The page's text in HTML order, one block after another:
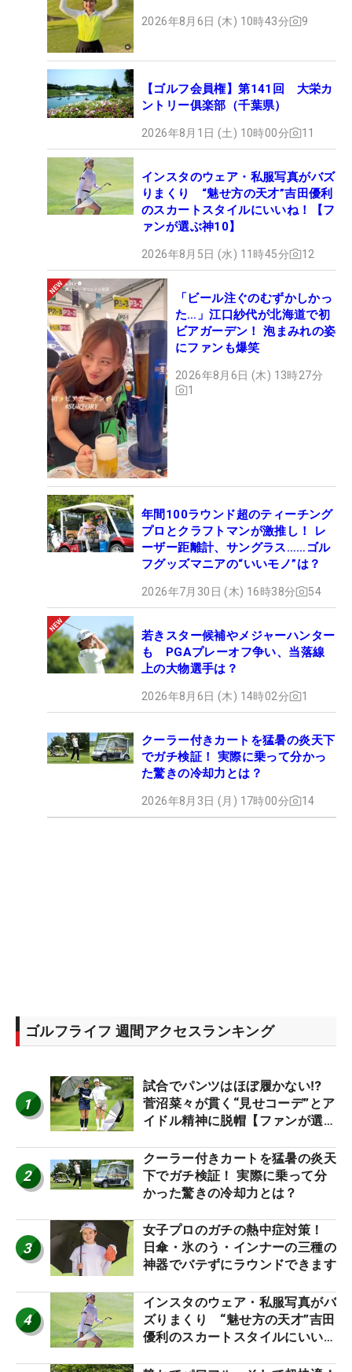
2026年8月6日 (木) 10時43分 9
【ゴルフ会員権】第141回 大栄カ
ントリー俱楽部（千葉県）
2026年8月1日 (土) 10時00分 11
インスタのウェア・私服写真がバズ
りまくり “魅せ方の天才”吉田優利
のスカートスタイルにいいね！【フ
ァンが選ぶ神10】
2026年8月5日 (水) 11時45分 12
「ビール注ぐのむずかしかっ
た…」江口紗代が北海道で初
ビアガーデン！ 泡まみれの姿
にファンも爆笑
2026年8月6日 (木) 13時27分
1
年間100ラウンド超のティーチング
プロとクラフトマンが激推し！ レ
ーザー距離計、サングラス……ゴル
フグッズマニアの“いいモノ”は？
2026年7月30日 (木) 16時38分 54
若きスター候補やメジャーハンター
も PGAプレーオフ争い、当落線
上の大物選手は？
2026年8月6日 (木) 14時02分 1
クーラー付きカートを猛暑の炎天下
でガチ検証！ 実際に乗って分かっ
た驚きの冷却力とは？
2026年8月3日 (月) 17時00分 14
ゴルフライフ 週間アクセスランキング
1
試合でパンツはほぼ履かない⁉
菅沼菜々が貫く“見せコーデ”とア
イドル精神に脱帽【ファンが選ぶ
2
クーラー付きカートを猛暑の炎天
下でガチ検証！ 実際に乗って分
かった驚きの冷却力とは？
3
女子プロのガチの熱中症対策！
日傘・氷のう・インナーの三種の
神器でバテずにラウンドできます
4
インスタのウェア・私服写真がバ
ズりまくり “魅せ方の天才”吉田
優利のスカートスタイルにいい